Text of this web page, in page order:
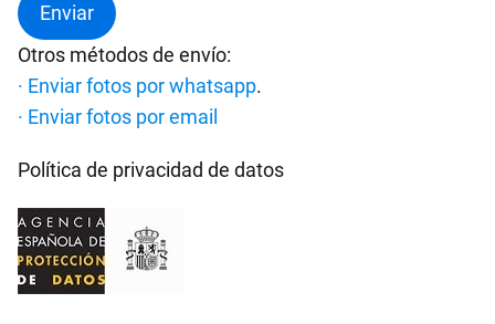
Otros métodos de envío:
· Enviar fotos por whatsapp.
· Enviar fotos por email
Política de privacidad de datos